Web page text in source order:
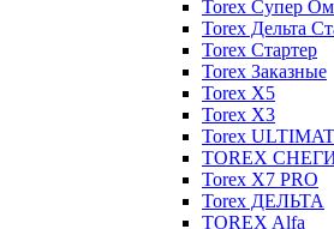
Torex Супер
Torex Дельта
Torex Стартер
Torex Заказные
Torex Х5
Torex Х3
Torex
TOREX
Torex X7 PRO
Torex ДЕЛЬТА
TOREX Alfa